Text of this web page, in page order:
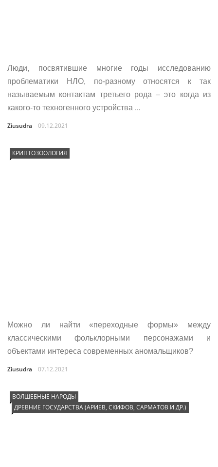
Люди, посвятившие многие годы исследованию
проблематики НЛО, по-разному относятся к так
называемым контактам третьего рода – это когда из
какого-то техногенного устройства ...
Ziusudra 09.12.2021
КРИПТОЗООЛОГИЯ
Можно ли найти «переходные формы» между
классическими фольклорными персонажами и
объектами интереса современных аномальщиков?
Ziusudra 07.12.2021
ВОЛШЕБНЫЕ НАРОДЫ
ДРЕВНИЕ ГОСУДАРСТВА (АРИЕВ, СКИФОВ, САРМАТОВ И ДР.)